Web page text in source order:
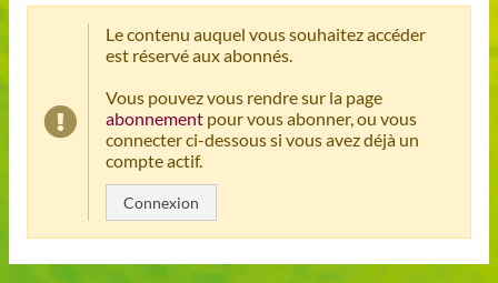
Le contenu auquel vous souhaitez accéder
est réservé aux abonnés.
Vous pouvez vous rendre sur la page
abonnementpour vous abonner, ou vous
connecter ci-dessous si vous avez déjà un
compte actif.
Connexion